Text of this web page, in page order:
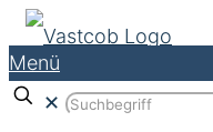
Menü
✕